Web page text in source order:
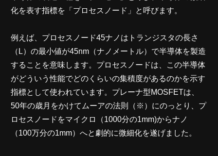
化を表す指標を「プロセスノード」と呼びます。
例えば、プロセスノード45ナノはトランジスタの長さ
（L）の最小値が45nm（ナノメートル）で半導体を製造
することを意味します。プロセスノードは、この半導体
がどういう性能でどのくらいの集積度があるのかを示す
指標として使われています。プレーナ型MOSFETは、
50年の歳月をかけてムーアの法則（※）にのっとり、プ
ロセスノードをマイクロ（1000分の1mm)からナノ
（100万分の1mm）へと劇的に微細化を遂げました。